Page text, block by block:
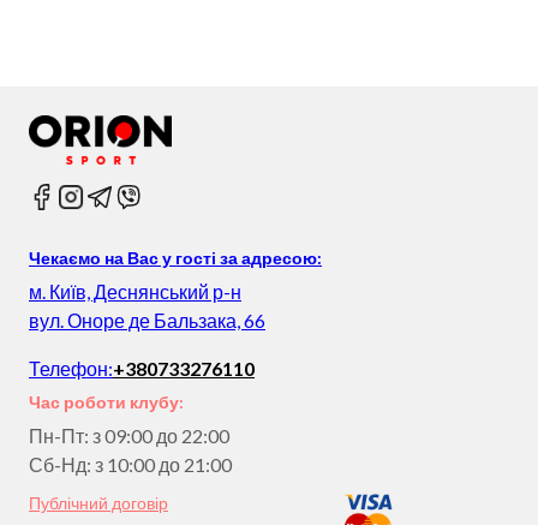
Чекаємо на Вас у гості за адресою:
м. Київ, Деснянський р-н
вул. Оноре де Бальзака, 66
Телефон:+380733276110
Час роботи клубу:
Пн-Пт: з 09:00 до 22:00
Сб-Нд: з 10:00 до 21:00
Публічний договір